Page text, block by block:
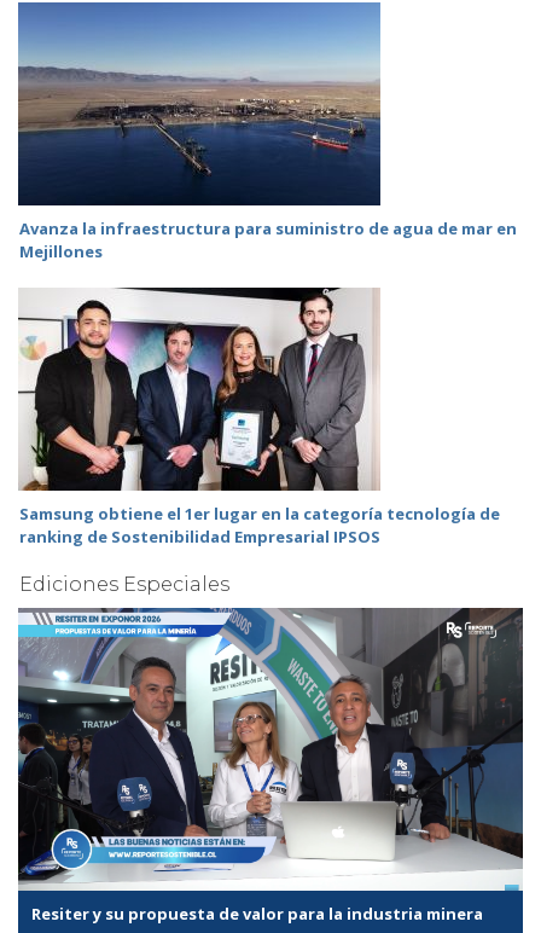
Avanza la infraestructura para suministro de agua de mar en
Mejillones
Samsung obtiene el 1er lugar en la categoría tecnología de
ranking de Sostenibilidad Empresarial IPSOS
Ediciones Especiales
Resiter y su propuesta de valor para la industria minera